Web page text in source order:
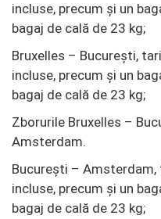
incluse, precum și un
bagaj de cală de 23 kg;
Bruxelles – București,
incluse, precum și un
bagaj de cală de 23 kg;
Zborurile Bruxelles –
Amsterdam.
București –
incluse, precum și un
bagaj de cală de 23 kg;